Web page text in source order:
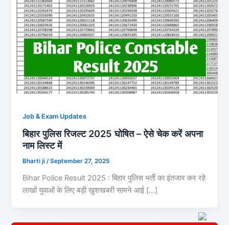
Job & Exam Updates
बिहार पुलिस रिजल्ट 2025 घोषित – ऐसे चेक करें अपना
नाम लिस्ट में
Bharti ji/September 27, 2025
Bihar Police Result 2025 : बिहार पुलिस भर्ती का इंतजार कर रहे
लाखों युवाओं के लिए बड़ी खुशखबरी सामने आई […]